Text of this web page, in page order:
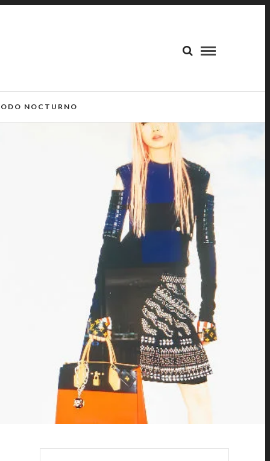
NOCTURNO